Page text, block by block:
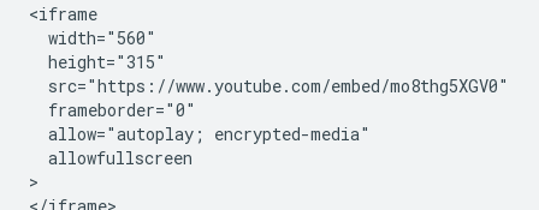
<iframe
  width="560"
  height="315"
  src="https://www.youtube.com/embed/mo8thg5XGV0"
  frameborder="0"
  allow="autoplay; encrypted-media"
  allowfullscreen
>